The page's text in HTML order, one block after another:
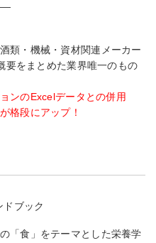
類・機械・資材関連メーカー
要をまとめた業界唯一のもの
ンのExcelデータとの併用
格段にアップ！
ブック
「食」をテーマとした栄養学